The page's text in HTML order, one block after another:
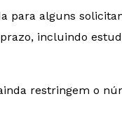
para alguns
incluindo
restringem o